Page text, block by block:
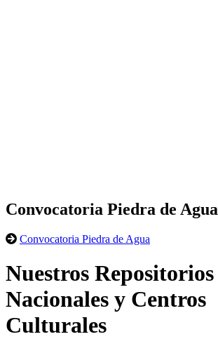
Convocatoria Piedra de Agua
Convocatoria Piedra de Agua
Nuestros Repositorios
Nacionales y Centros
Culturales